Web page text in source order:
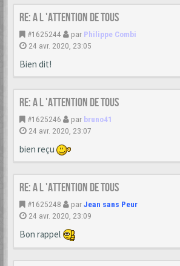
Re: A L 'ATTENTION DE TOUS
#1625244 par Philippe Combi
24 avr. 2020, 23:05
Bien dit!
Re: A L 'ATTENTION DE TOUS
#1625246 par bruno41
24 avr. 2020, 23:07
bien reçu
Re: A L 'ATTENTION DE TOUS
#1625248 parJean sans Peur
24 avr. 2020, 23:09
Bon rappel